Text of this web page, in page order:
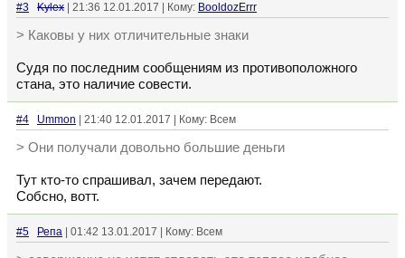
#3 Kylex | 21:36 12.01.2017 | Кому: BooldozErrr
> Каковы у них отличительные знаки
Судя по последним сообщениям из противоположного
стана, это наличие совести.
#4 Ummon | 21:40 12.01.2017 | Кому: Всем
> Они получали довольно большие деньги
Тут кто-то спрашивал, зачем передают.
Собсно, вотт.
#5 Репа | 01:42 13.01.2017 | Кому: Всем